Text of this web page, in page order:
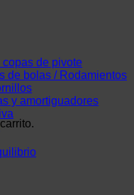
de pivote
de bolas / Rodamientos
y amortiguadores